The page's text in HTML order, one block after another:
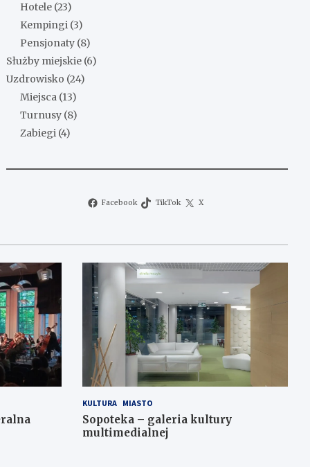
Hotele (23)
Kempingi (3)
Pensjonaty (8)
Służby miejskie (6)
Uzdrowisko (24)
Miejsca (13)
Turnusy (8)
Zabiegi (4)
Facebook TikTok X
KULTURA MIASTO
Sopoteka – galeria kultury
multimedialnej